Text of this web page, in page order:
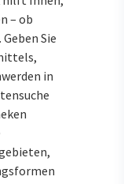
– ob
Sie
in